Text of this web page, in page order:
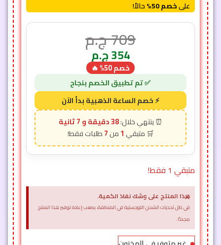
علىخصم 50% حالاً!
709ج.م
354ج.م
خصم 50% 🔥
38 دقيقة و 5 ثانية
1
7
متبقي 1 فقط!
هذا المنتج على وشك نفاذ الكمية.
في ظل تحديات الشحن اللوجستية في المنطقة، يصعب إعادة توفير هذا المنتج
مجددًا.
×